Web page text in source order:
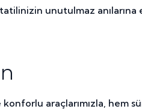
unutulmaz anılarına
araçlarımızla, hem